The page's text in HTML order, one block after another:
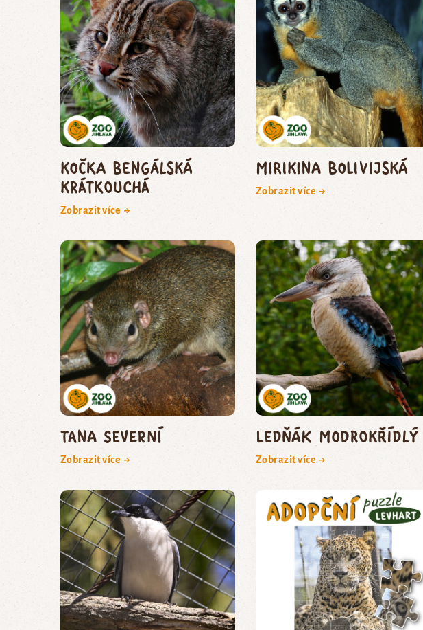
kočka bengálská
krátkouchá
Zobrazit více →
mirikina bolivijská
Zobrazit více →
tana severní
Zobrazit více →
ledňák modrokřídlý
Zobrazit více →